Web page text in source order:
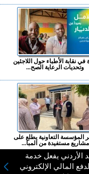
في نقابة الأطباء حول اللاجئين
وتحديات الرعاية الصح...
المؤسسة التعاونية يطلع على
مشاريع مستفيدة من المبا...
المزيد ...
الأردني يفعل خدمة
المالي الإلكتروني